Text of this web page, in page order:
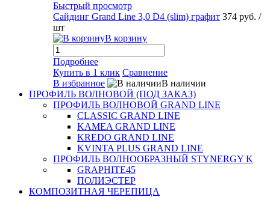
Быстрый просмотр
Сайдинг Grand Line 3,0 D4 (slim) графит 374 руб. /
шт
В корзину
Подробнее
Купить в 1 клик Сравнение
В избранное
В наличии
ПРОФИЛЬ ВОЛНОВОЙ (ПОД ЗАКАЗ)
ПРОФИЛЬ ВОЛНОВОЙ GRAND LINE
CLASSIC GRAND LINE
KAMEA GRAND LINE
KREDO GRAND LINE
KVINTA PLUS GRAND LINE
ПРОФИЛЬ ВОЛНООБРАЗНЫЙ STYNERGY K
GRAPHITE45
ПОЛИЭСТЕР
КОМПОЗИТНАЯ ЧЕРЕПИЦА